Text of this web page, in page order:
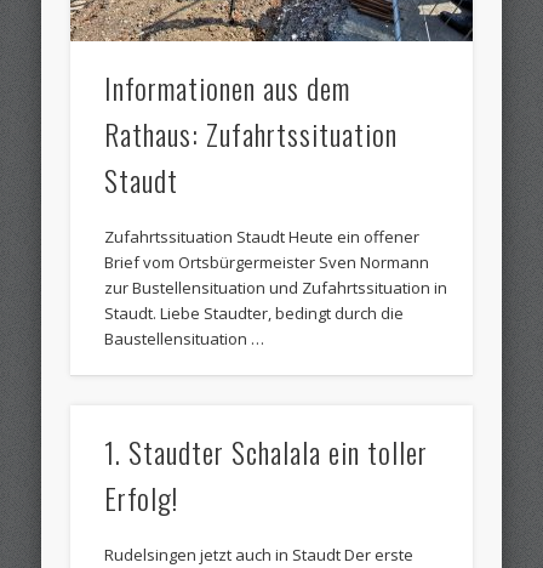
Informationen aus dem
Rathaus: Zufahrtssituation
Staudt
Zufahrtssituation Staudt Heute ein offener
Brief vom Ortsbürgermeister Sven Normann
zur Bustellensituation und Zufahrtssituation in
Staudt. Liebe Staudter, bedingt durch die
Baustellensituation …
1. Staudter Schalala ein toller
Erfolg!
Rudelsingen jetzt auch in Staudt Der erste